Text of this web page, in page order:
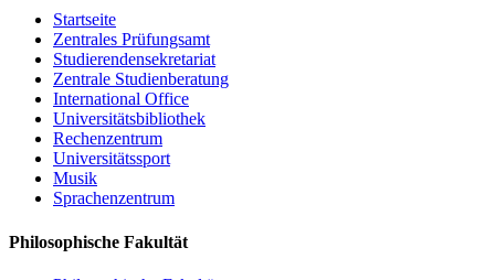
Flurnamenforschung
Christoph Schmitt / Holger Meyer (Rostock): Perspektiven
und Potenziale eines digitalen Dienstes für Flurnamen aus
Mecklenburg, Vorpommern und dem nordwestlichen Polen
Resümee, Ausblick
Um Anmeldung per email bis 15. Mai 2017 wird gebeten:
Matthias Vollmer
Startseite
Zentrales Prüfungsamt
Studierendensekretariat
Zentrale Studienberatung
International Office
Universitätsbibliothek
Rechenzentrum
Universitätssport
Musik
Sprachenzentrum
Philosophische Fakultät